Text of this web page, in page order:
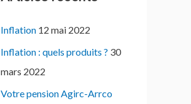
Inflation 12 mai 2022
Inflation : quels produits ? 30
mars 2022
Votre pension Agirc-Arrco